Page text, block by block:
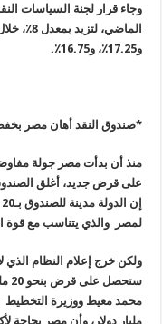
و17.25٪، و16.75٪
.
*صندوق النقد أهان مصر بخفض
منذ أن بدأت مصر جولة
على قرض جديد، أغلق
لمصر والذي يتناسب مع قوة
ولكن خرج إعلام النظام الذي
مليار دولار، وأن مصر بحاجة